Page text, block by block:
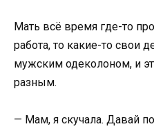
Мать всё время где-то
работа, то какие-то свои
мужским одеколоном, и
разным.
— Мам, я скучала. Давай